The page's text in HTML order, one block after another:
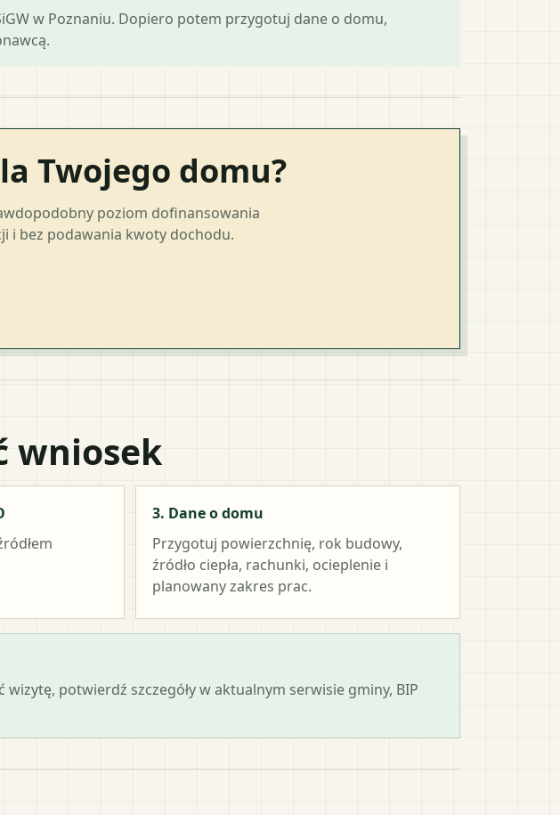
w Poznaniu. Dopiero potem przygotuj dane o domu,
Twojego domu?
poziom dofinansowania
i bez podawania kwoty dochodu.
wniosek
3. Dane o domu
Przygotuj powierzchnię, rok budowy,
źródło ciepła, rachunki, ocieplenie i
planowany zakres prac.
potwierdź szczegóły w aktualnym serwisie gminy, BIP